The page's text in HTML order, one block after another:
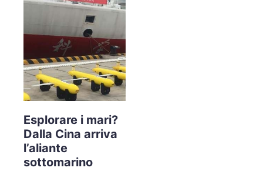
Esplorare i mari?
Dalla Cina arriva
l’aliante
sottomarino